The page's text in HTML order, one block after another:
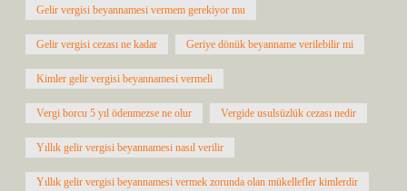
Gelir vergisi beyannamesi vermem gerekiyor mu
Gelir vergisi cezası ne kadar Geriye dönük beyanname verilebilir mi
Kimler gelir vergisi beyannamesi vermeli
Vergi borcu 5 yıl ödenmezse ne olur Vergide usulsüzlük cezası nedir
Yıllık gelir vergisi beyannamesi nasıl verilir
Yıllık gelir vergisi beyannamesi vermek zorunda olan mükellefler kimlerdir